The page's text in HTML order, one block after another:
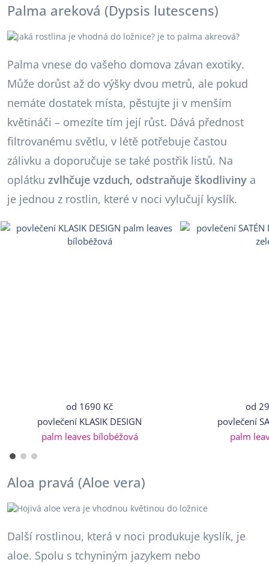
Palma areková (Dypsis lutescens)
Palma vnese do vašeho domova závan exotiky.
Může dorůst až do výšky dvou metrů, ale pokud
nemáte dostatek místa, pěstujte ji v menším
květináči – omezíte tím její růst. Dává přednost
filtrovanému světlu, v létě potřebuje častou
zálivku a doporučuje se také postřik listů. Na
oplátku zvlhčuje vzduch, odstraňuje škodliviny a
je jednou z rostlin, které v noci vylučují kyslík.
od 1690 Kč
povlečení KLASIK DESIGN
palm leaves bílobéžová
od
povlečení
palm
Aloa pravá (Aloe vera)
Další rostlinou, která v noci produkuje kyslík, je
aloe. Spolu s tchyniným jazykem nebo